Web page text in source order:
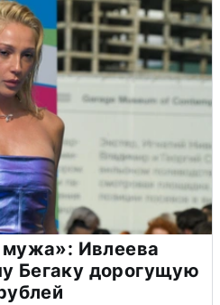
мужа»: Ивлеева
Бегаку дорогущую